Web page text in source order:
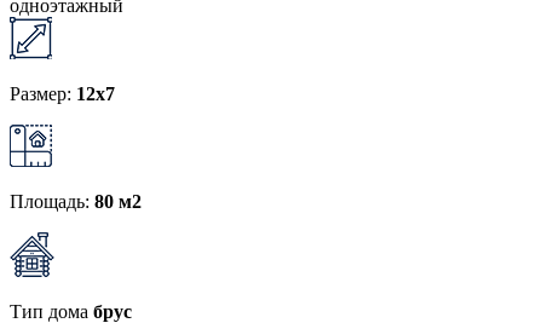
одноэтажный
Размер: 12x7
Площадь: 80 м2
Тип дома брус